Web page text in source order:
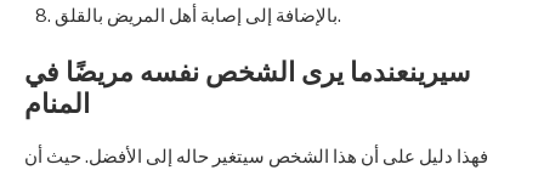
بالإضافة إلى إصابة أهل المريض بالقلق.
سيرينعندما يرى الشخص نفسه مريضًا في
المنام
فهذا دليل على أن هذا الشخص سيتغير حاله إلى الأفضل. حيث أن